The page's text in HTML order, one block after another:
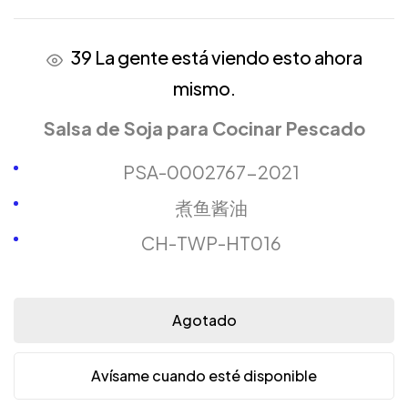
39 La gente está viendo esto ahora
mismo.
Salsa de Soja para Cocinar Pescado
PSA-0002767-2021
煮鱼酱油
CH-TWP-HT016
Agotado
Avísame cuando esté disponible